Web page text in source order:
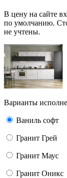
В цену на сайте
по умолчанию.
не учтены.
Варианты
Ваниль софт
Гранит Грей
Гранит Маус
Гранит Оникс